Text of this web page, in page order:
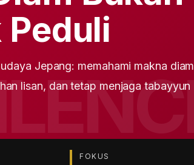
Jepang: memahami makna diam
lisan, dan tetap menjaga tabayyun
FOKUS